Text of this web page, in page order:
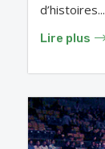
d’histoires...
Lire plus